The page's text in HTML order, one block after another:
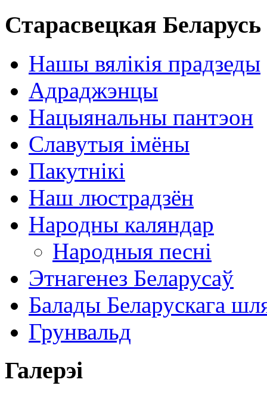
Старасвецкая Беларусь
Нашы вялікія прадзеды
Адраджэнцы
Нацыянальны пантэон
Славутыя імёны
Пакутнікі
Наш люстрадзён
Народны каляндар
Народныя песні
Этнагенез Беларусаў
Балады Беларускага
Грунвальд
Галерэі